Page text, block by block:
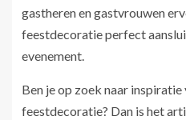
gastheren en gastvrouwen
feestdecoratie perfect
evenement.
Ben je op zoek naar
feestdecoratie? Dan is het